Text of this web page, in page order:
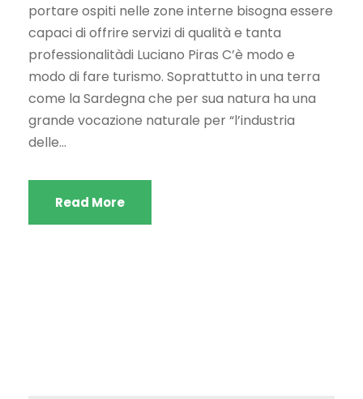
portare ospiti nelle zone interne bisogna essere
capaci di offrire servizi di qualità e tanta
professionalitàdi Luciano Piras C’è modo e
modo di fare turismo. Soprattutto in una terra
come la Sardegna che per sua natura ha una
grande vocazione naturale per “l’industria
delle...
Read More